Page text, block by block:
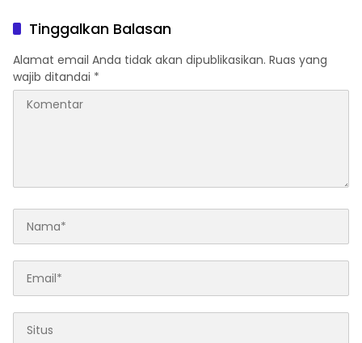
Piala Gubernur DKI Jakarta
2026Tinggalkan Balasan
Alamat email Anda tidak akan dipublikasikan. Ruas yang
wajib ditandai *